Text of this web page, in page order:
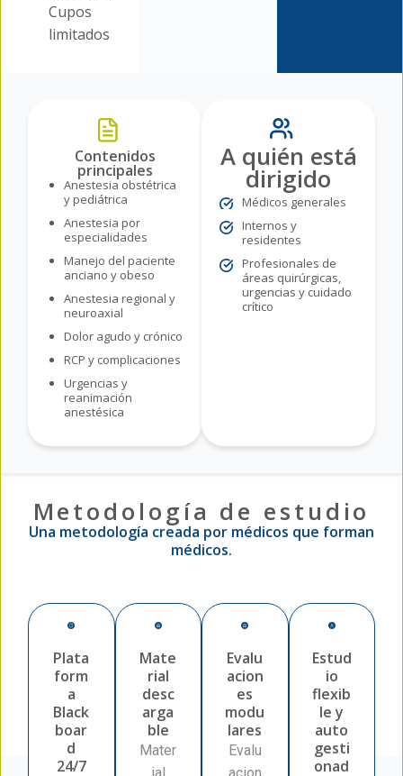
Cupos
limitados
Contenidos
principales
Anestesia obstétrica
y pediátrica
Anestesia por
especialidades
Manejo del paciente
anciano y obeso
Anestesia regional y
neuroaxial
Dolor agudo y crónico
RCP y complicaciones
Urgencias y
reanimación
anestésica
A quién está
dirigido
Médicos generales
Internos y
residentes
Profesionales de
áreas quirúrgicas,
urgencias y cuidado
crítico
Metodología de estudio
Una metodología creada por médicos que forman
médicos.
Plata
form
a
Black
boar
d
24/7
Mate
rial
desc
arga
ble
Mater
Evalu
acion
es
modu
lares
Evalu
Estud
io
flexib
le y
auto
gesti
onad